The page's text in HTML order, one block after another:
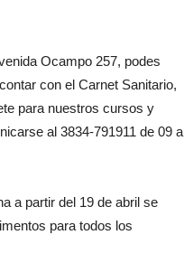
Ocampo 257, podes
con el Carnet Sanitario,
para nuestros cursos y
al 3834-791911 de 09 a
a partir del 19 de abril se
para todos los